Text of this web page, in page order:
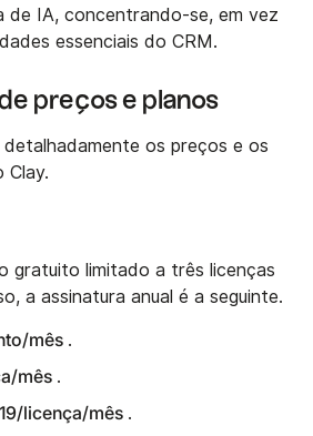
de IA, concentrando-se, em vez
essenciais do CRM.
preços e planos
detalhadamente os preços e os
Clay.
gratuito limitado a três licenças
a assinatura anual é a seguinte.
mês .
mês .
licença/mês .